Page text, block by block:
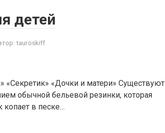
детей
tauroskiff
«Секретик» «Дочки и матери» Существуют
обычной бельевой резинки, которая
копает в песке…